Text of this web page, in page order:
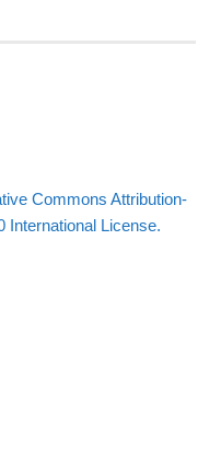
Commons Attribution-
International License.